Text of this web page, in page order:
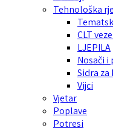
Tehnološka
CLT
LJEPILA
Nosači i
Sidra za
Vijci
Vjetar
Poplave
Potresi